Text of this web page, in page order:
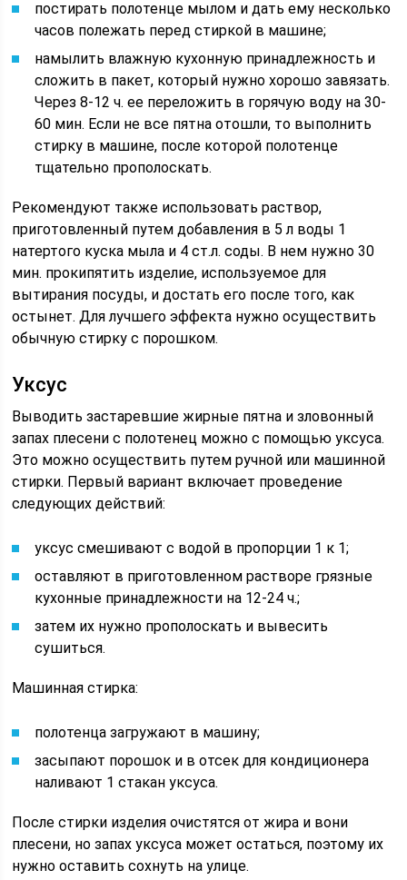
постирать полотенце мылом и дать ему несколько
часов полежать перед стиркой в машине;
намылить влажную кухонную принадлежность и
сложить в пакет, который нужно хорошо завязать.
Через 8-12 ч. ее переложить в горячую воду на 30-
60 мин. Если не все пятна отошли, то выполнить
стирку в машине, после которой полотенце
тщательно прополоскать.
Рекомендуют также использовать раствор,
приготовленный путем добавления в 5 л воды 1
натертого куска мыла и 4 ст.л. соды. В нем нужно 30
мин. прокипятить изделие, используемое для
вытирания посуды, и достать его после того, как
остынет. Для лучшего эффекта нужно осуществить
обычную стирку с порошком.
Уксус
Выводить застаревшие жирные пятна и зловонный
запах плесени с полотенец можно с помощью уксуса.
Это можно осуществить путем ручной или машинной
стирки. Первый вариант включает проведение
следующих действий:
уксус смешивают с водой в пропорции 1 к 1;
оставляют в приготовленном растворе грязные
кухонные принадлежности на 12-24 ч.;
затем их нужно прополоскать и вывесить
сушиться.
Машинная стирка:
полотенца загружают в машину;
засыпают порошок и в отсек для кондиционера
наливают 1 стакан уксуса.
После стирки изделия очистятся от жира и вони
плесени, но запах уксуса может остаться, поэтому их
нужно оставить сохнуть на улице.